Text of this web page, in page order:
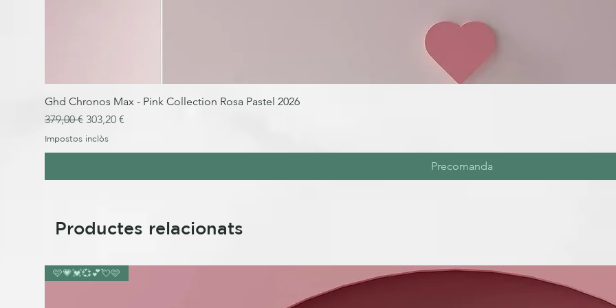
Ghd Chronos Max - Pink Collection Rosa Pastel 2026
Preu normal
379,00 € Preu d'oferta
303,20 €
Impostos inclòs
Precomanda
Productes relacionats
🩷💗💓💞💕💘🩷